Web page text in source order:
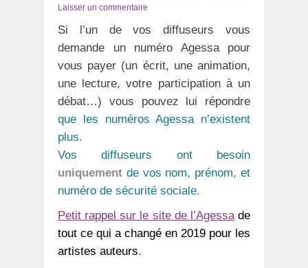
le
Laisser un commentaire
Si l’un de vos diffuseurs vous
demande un numéro Agessa pour
vous payer (un écrit, une animation,
une lecture, votre participation à un
débat…) vous pouvez lui répondre
que les numéros Agessa n’existent
plus.
Vos diffuseurs ont besoin
uniquement de vos nom, prénom, et
numéro de sécurité sociale.
Petit rappel sur le site de l’Agessa de
tout ce qui a changé en 2019 pour les
artistes auteurs.